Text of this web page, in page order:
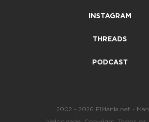
INSTAGRAM
THREADS
PODCAST
2002 - 2026 F1Mania.net -